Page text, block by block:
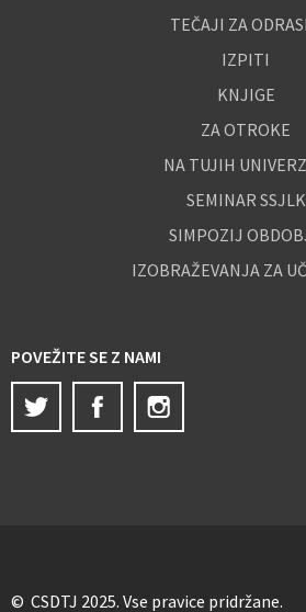
TEČAJI ZA
IZPITI
KNJIGE
ZA OTROKE
NA TUJIH
SEMINAR SSJLK
SIMPOZIJ
IZOBRAŽEVANJA ZA
POVEŽITE SE Z NAMI
Twitter
Facebook
© CSDTJ 2025. Vse pravice pridržane.